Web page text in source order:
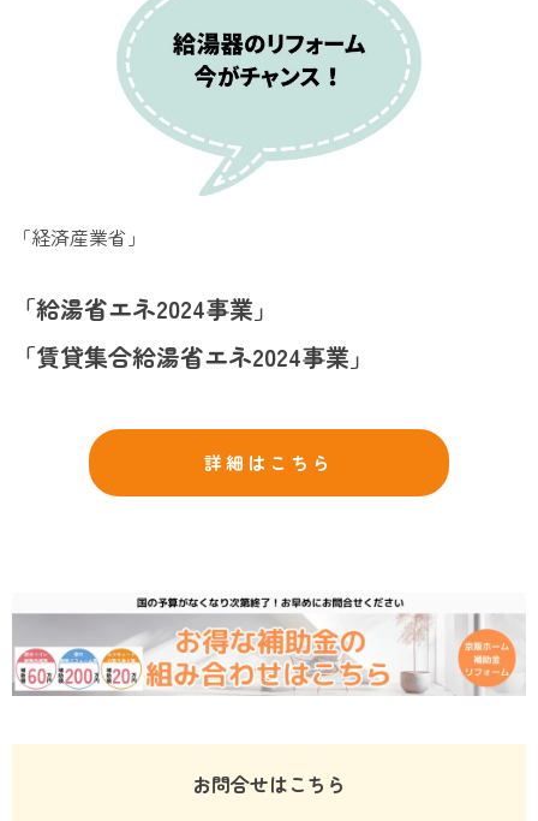
「経済産業省」
「給湯省エネ2024事業」
「賃貸集合給湯省エネ2024事業」
詳細はこちら
お問合せはこちら